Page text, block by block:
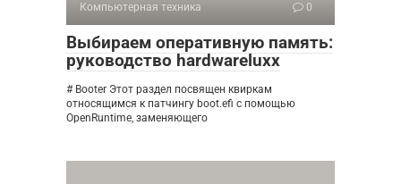
Компьютерная техника 0
Выбираем оперативную память:
руководство hardwareluxx
# Booter Этот раздел посвящен квиркам
относящимся к патчингу boot.efi с помощью
OpenRuntime, заменяющего